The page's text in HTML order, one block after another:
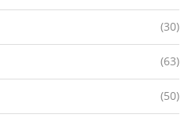
(30)
(63)
(50)